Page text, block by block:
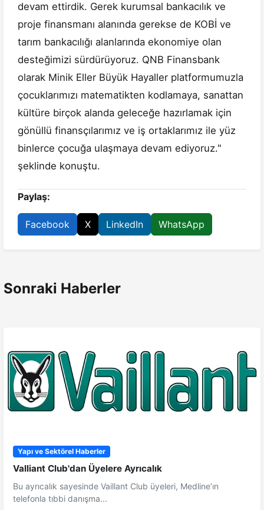
devam ettirdik. Gerek kurumsal bankacılık ve
proje finansmanı alanında gerekse de KOBİ ve
tarım bankacılığı alanlarında ekonomiye olan
desteğimizi sürdürüyoruz. QNB Finansbank
olarak Minik Eller Büyük Hayaller platformumuzla
çocuklarımızı matematikten kodlamaya, sanattan
kültüre birçok alanda geleceğe hazırlamak için
gönüllü finansçılarımız ve iş ortaklarımız ile yüz
binlerce çocuğa ulaşmaya devam ediyoruz."
şeklinde konuştu.
Paylaş:
Facebook X LinkedIn WhatsApp
Sonraki Haberler
Yapı ve Sektörel Haberler
Valliant Club'dan Üyelere Ayrıcalık
Bu ayrıcalık sayesinde Vaillant Club üyeleri, Medline’ın
telefonla tıbbi danışma...